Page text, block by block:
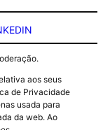
aos seus
de Privacidade
usada para
da web. Ao